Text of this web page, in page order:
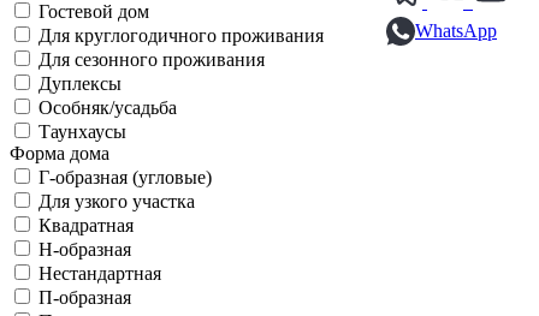
WhatsApp
Гостевой дом
Для круглогодичного проживания
Для сезонного проживания
Дуплексы
Особняк/усадьба
Таунхаусы
Форма дома
Г-образная (угловые)
Для узкого участка
Квадратная
Н-образная
Нестандартная
П-образная